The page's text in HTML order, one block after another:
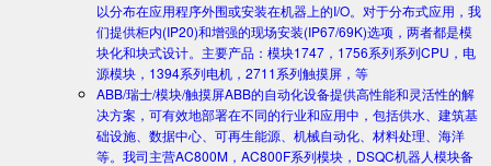
以分布在应用程序外围或安装在机器上的I/O。对于分布式应用，我
们提供柜内(IP20)和增强的现场安装(IP67/69K)选项，两者都是模
块化和块式设计。主要产品：模块1747，1756系列系列CPU，电
源模块，1394系列电机，2711系列触摸屏，等
ABB/瑞士/模块/触摸屏ABB的自动化设备提供高性能和灵活性的解
决方案，可有效地部署在不同的行业和应用中，包括供水、建筑基
础设施、数据中心、可再生能源、机械自动化、材料处理、海洋
等。我司主营AC800M，AC800F系列模块，DSQC机器人模块备